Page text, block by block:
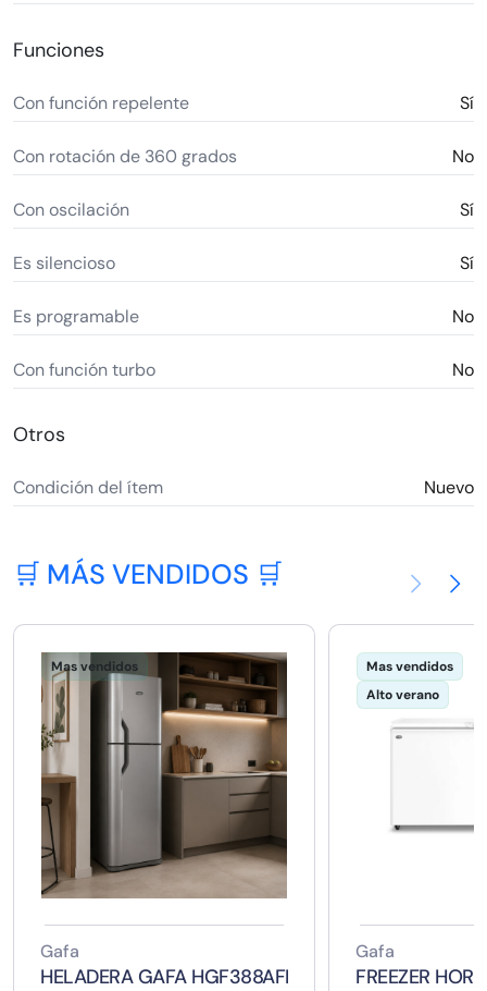
Funciones
Con función repelente Sí
Con rotación de 360 grados No
Con oscilación Sí
Es silencioso Sí
Es programable No
Con función turbo No
Otros
Condición del ítem Nuevo
🛒 MÁS VENDIDOS 🛒
Mas vendidos
Gafa
HELADERA GAFA HGF388AFP 374 LTS
Mas vendidos
Alto verano
Gafa
FREEZER